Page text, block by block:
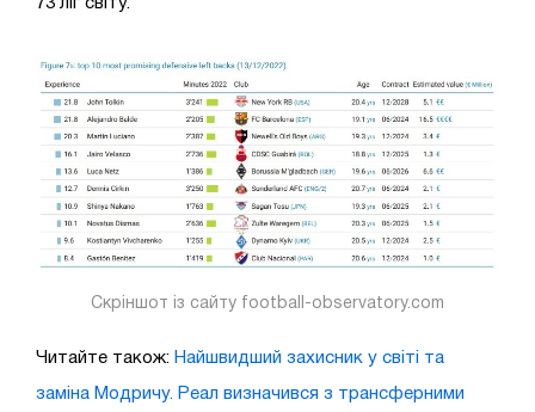
Скріншот із сайту football-observatory.com
Читайте також: Найшвидший захисник у світі та
заміна Модричу. Реал визначився з трансферними